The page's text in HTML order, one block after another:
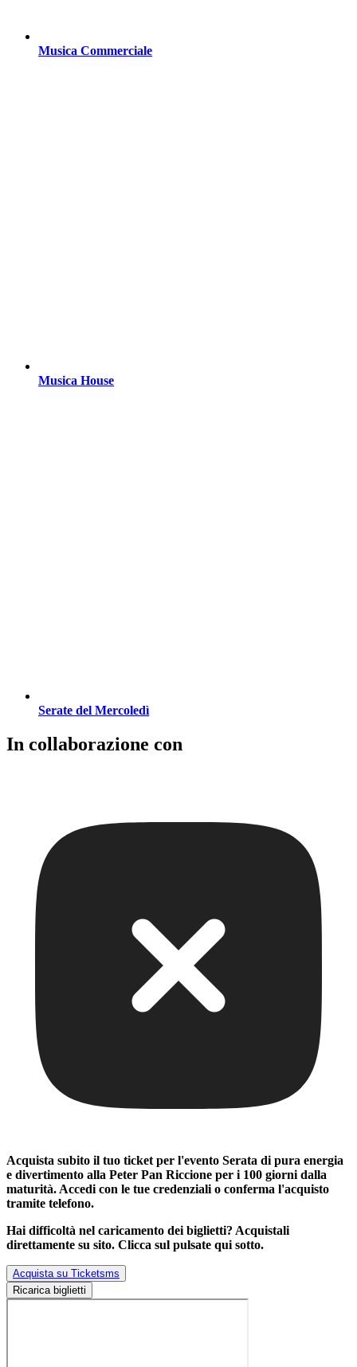
Musica Commerciale
Musica House
Serate del Mercoledì
In collaborazione con
Acquista subito il tuo ticket per l'evento Serata di pura energia
e divertimento alla Peter Pan Riccione per i 100 giorni dalla
maturità. Accedi con le tue credenziali o conferma l'acquisto
tramite telefono.
Hai difficoltà nel caricamento dei biglietti? Acquistali
direttamente su sito. Clicca sul pulsate qui sotto.
Acquista su Ticketsms
Ricarica biglietti